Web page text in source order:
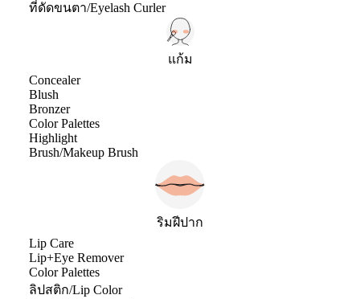
ที่ดัดขนตา/Eyelash Curler
แก้ม
Concealer
Blush
Bronzer
Color Palettes
Highlight
Brush/Makeup Brush
ริมฝีปาก
Lip Care
Lip+Eye Remover
Color Palettes
ลิปสติก/Lip Color